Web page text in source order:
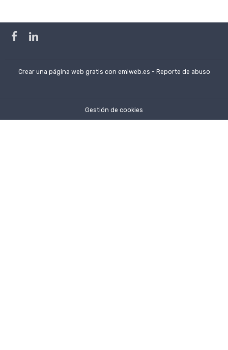
Crear una página web gratis con emiweb.es - Reporte de abuso
Gestión de cookies